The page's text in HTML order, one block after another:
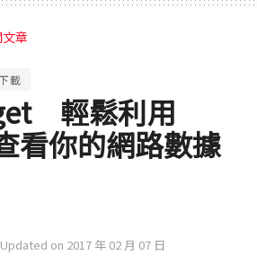
章
載
輕鬆利用
看你的網路數據
on 2017 年 02 月 07 日